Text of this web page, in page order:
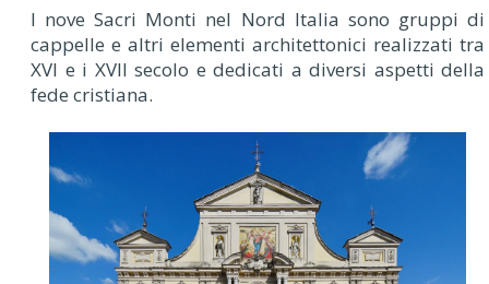
I nove Sacri Monti nel Nord Italia sono gruppi di
cappelle e altri elementi architettonici realizzati tra
XVI e i XVII secolo e dedicati a diversi aspetti della
fede cristiana.